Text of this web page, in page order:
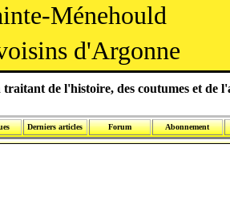
Ménehould
d'Argonne
de l'histoire, des coutumes et de
Derniers articles Forum Abonnement